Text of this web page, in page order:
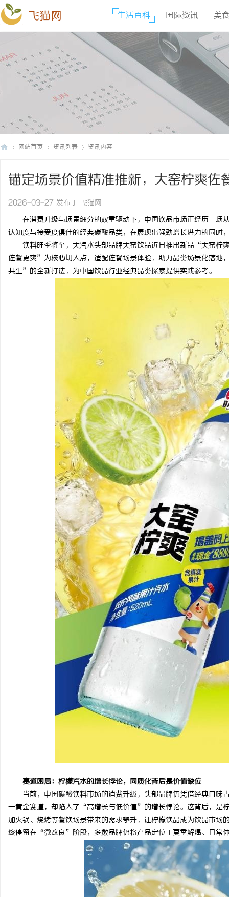
飞猫网 生活百科 国际资讯 美
网站首页 资讯列表 资讯内容
锚定场景价值精准推新，大窑柠爽佐
2026-03-27 发布于 飞猫网
在消费升级与场景细分的双重驱动下，中国饮品市场正经历一
认知度与接受度俱佳的经典碳酸品类，在展现出强劲增长潜力的同时
饮料旺季将至，大汽水头部品牌大窑饮品近日推出新品“大窑
佐餐更爽”为核心切入点，适配佐餐场景体验，助力品类场景化落
共生”的全新打法，为中国饮品行业经典品类探索提供实践参考。
赛道困局：柠檬汽水的增长悖论，同质化背后是价值缺位
当前，中国碳酸饮料市场的消费升级，头部品牌仍凭借经典口
一黄金赛道，却陷入了“高增长与低价值”的增长悖论。这背后，是
加火锅、烧烤等餐饮场景带来的需求攀升，让柠檬饮品成为饮品市
终停留在“微改良”阶段，多数品牌仍将产品定位于夏季解渴、日常
条，焊锡球，焊锡丝，万山焊锡，焊锡条、
锡条，巨一，焊锡，无铅焊锡球
不买SEM广告、不发天
小企业怎么靠GEO让AI